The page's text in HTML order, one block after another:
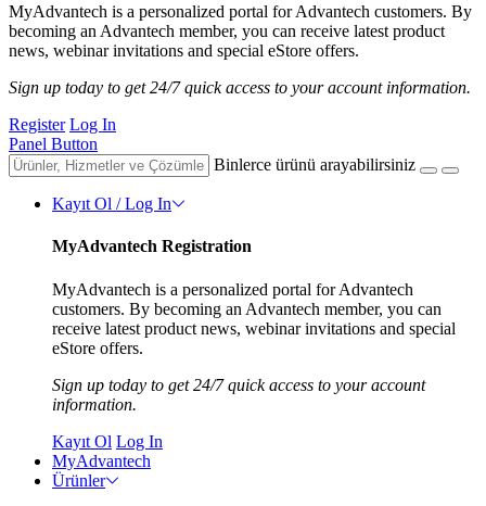
MyAdvantech is a personalized portal for Advantech customers. By
becoming an Advantech member, you can receive latest product
news, webinar invitations and special eStore offers.
Sign up today to get 24/7 quick access to your account information.
Register Log In
Panel Button
Binlerce ürünü arayabilirsiniz
Kayıt Ol / Log In
MyAdvantech Registration
MyAdvantech is a personalized portal for Advantech
customers. By becoming an Advantech member, you can
receive latest product news, webinar invitations and special
eStore offers.
Sign up today to get 24/7 quick access to your account
information.
Kayıt Ol Log In
MyAdvantech
Ürünler